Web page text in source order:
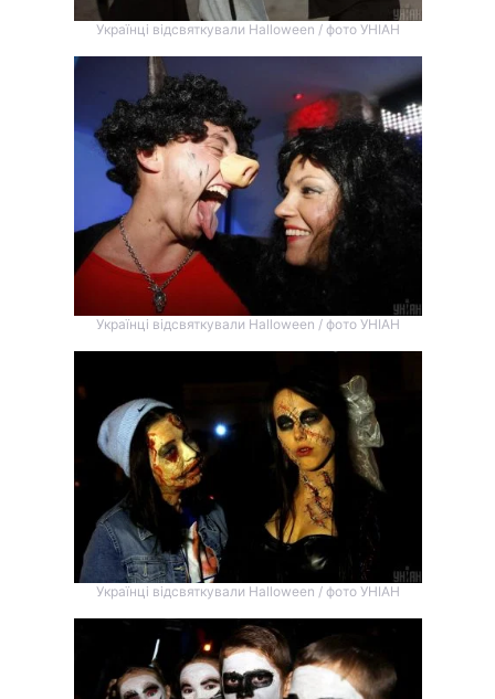
Українці відсвяткували Halloween / фото УНІАН
Українці відсвяткували Halloween / фото УНІАН
Українці відсвяткували Halloween / фото УНІАН